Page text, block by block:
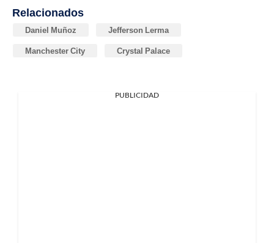
Relacionados
Daniel Muñoz Jefferson Lerma
Manchester City Crystal Palace
PUBLICIDAD